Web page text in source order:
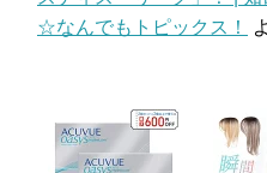
☆なんでもトピックス！